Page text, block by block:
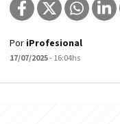
Por iProfesional
17/07/2025- 16:04hs